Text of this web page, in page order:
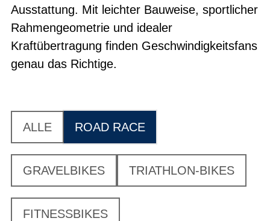
Ausstattung. Mit leichter Bauweise, sportlicher
Rahmengeometrie und idealer
Kraftübertragung finden Geschwindigkeitsfans
genau das Richtige.
ALLE ROAD RACE
GRAVELBIKES TRIATHLON-BIKES
FITNESSBIKES